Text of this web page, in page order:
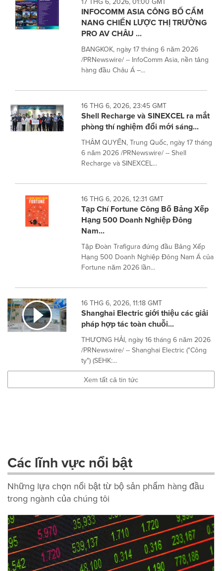
INFOCOMM ASIA CÔNG BỐ CẨM
NANG CHIẾN LƯỢC THỊ TRƯỜNG
PRO AV CHÂU ...
BANGKOK, ngày 17 tháng 6 năm 2026
/PRNewswire/ -- InfoComm Asia, nền tảng
hàng đầu Châu Á –...
16 THG 6, 2026, 23:45 GMT
Shell Recharge và SINEXCEL ra mắt
phòng thí nghiệm đổi mới sáng...
THÂM QUYẾN, Trung Quốc, ngày 17 tháng
6 năm 2026 /PRNewswire/ -- Shell
Recharge và SINEXCEL...
16 THG 6, 2026, 12:31 GMT
Tạp Chí Fortune Công Bố Bảng Xếp
Hạng 500 Doanh Nghiệp Đông
Nam...
Tập Đoàn Trafigura đứng đầu Bảng Xếp
Hạng 500 Doanh Nghiệp Đông Nam Á của
Fortune năm 2026 lần...
16 THG 6, 2026, 11:18 GMT
Shanghai Electric giới thiệu các giải
pháp hợp tác toàn chuỗi...
THƯỢNG HẢI, ngày 16 tháng 6 năm 2026
/PRNewswire/ -- Shanghai Electric ("Công
ty") (SEHK:...
Xem tất cả tin tức
Các lĩnh vực nổi bật
Những lựa chọn nổi bật từ bộ sản phẩm hàng đầu
trong ngành của chúng tôi